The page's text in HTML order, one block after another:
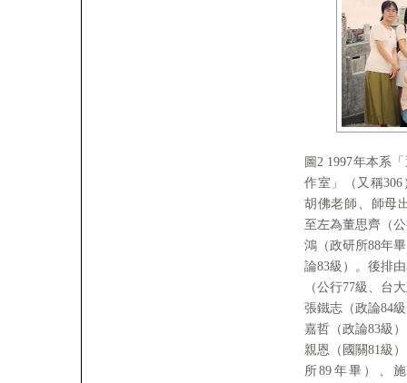
圖2 1997年本系
作室」（又稱
胡佛老師、師母
至左為董思齊（
鴻（政研所88年
論83級）。後排
（公行77級、台
張鐵志（政論84
嘉哲（政論83級
親恩（國關81級
所89年畢）、